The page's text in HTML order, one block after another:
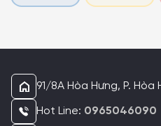
91/8A Hòa Hưng, P. Hòa
Hot Line: 0965046090